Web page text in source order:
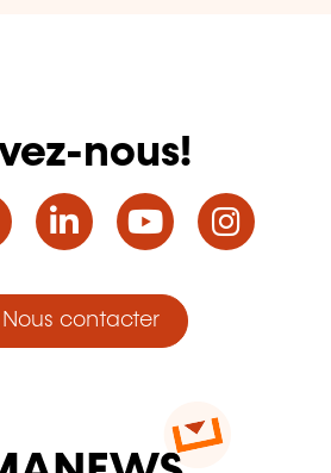
nous!
TwitterLinkedInYouTube
Nous contacter